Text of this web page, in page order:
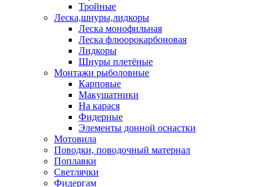
Тройные
Леска,шнуры,лидкоры
Леска монофильная
Леска флюорокарбоновая
Лидкоры
Шнуры плетёные
Монтажи рыболовные
Карповые
Макушатники
На карася
Фидерные
Элементы донной оснастки
Мотовила
Поводки, поводочный материал
Поплавки
Светлячки
Фидергам